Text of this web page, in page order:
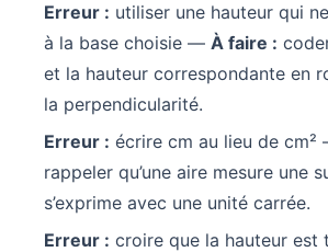
Erreur : utiliser une hauteur qui
à la base choisie — À faire :
et la hauteur correspondante en
la perpendicularité.
Erreur : écrire cm au lieu de cm²
rappeler qu’une aire mesure une
s’exprime avec une unité carrée.
Erreur : croire que la hauteur est